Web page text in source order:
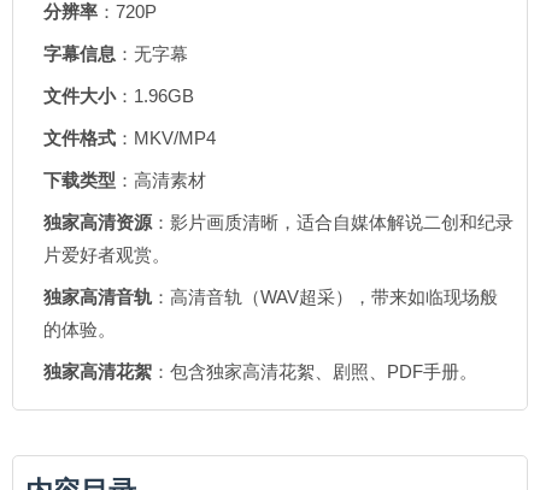
分辨率 ：720P
字幕信息 ：无字幕
文件大小：1.96GB
文件格式 ：MKV/MP4
下载类型 ：高清素材
独家高清资源 ：影片画质清晰，适合自媒体解说二创和纪录
片爱好者观赏。
独家高清音轨 ：高清音轨（WAV超采），带来如临现场般
的体验。
独家高清花絮 ：包含独家高清花絮、剧照、PDF手册。